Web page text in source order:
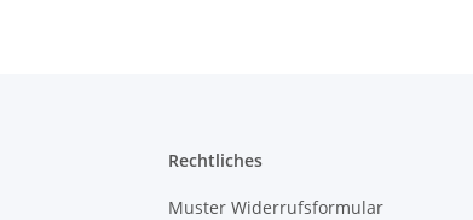
Rechtliches
Muster Widerrufsformular